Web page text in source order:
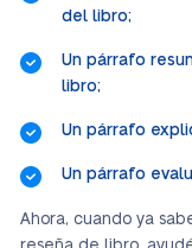
del libro;
Un párrafo
libro;
Un párrafo
Un párrafo
Ahora, cuando ya